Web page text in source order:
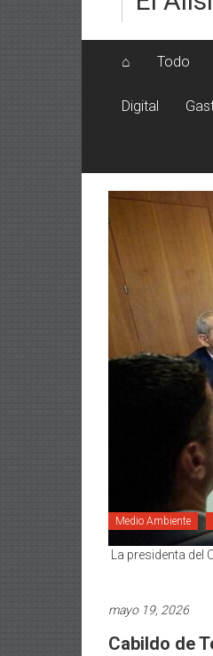
⌂ Todo
Digital
Medio Ambiente
La presidenta
mayo 19, 2026
Cabildo de